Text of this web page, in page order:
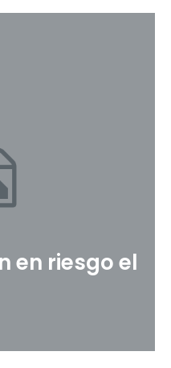
en riesgo el